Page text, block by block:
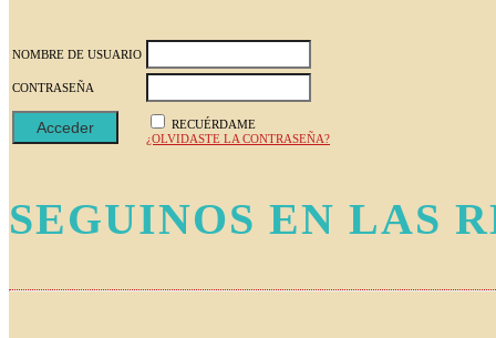
NOMBRE DE USUARIO
CONTRASEÑA
RECUÉRDAME
¿OLVIDASTE LA CONTRASEÑA?
SEGUINOS EN LAS